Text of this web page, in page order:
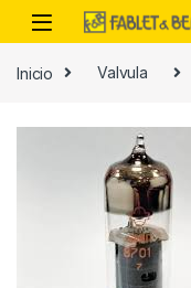
Skip to navigation
Skip to content
Inicio Valvula